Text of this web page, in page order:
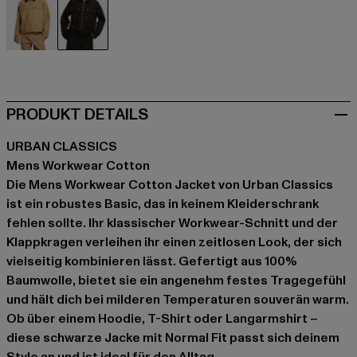
PRODUKT DETAILS
URBAN CLASSICS
Mens Workwear Cotton
Die Mens Workwear Cotton Jacket von Urban Classics
ist ein robustes Basic, das in keinem Kleiderschrank
fehlen sollte. Ihr klassischer Workwear-Schnitt und der
Klappkragen verleihen ihr einen zeitlosen Look, der sich
vielseitig kombinieren lässt. Gefertigt aus 100%
Baumwolle, bietet sie ein angenehm festes Tragegefühl
und hält dich bei milderen Temperaturen souverän warm.
Ob über einem Hoodie, T-Shirt oder Langarmshirt –
diese schwarze Jacke mit Normal Fit passt sich deinem